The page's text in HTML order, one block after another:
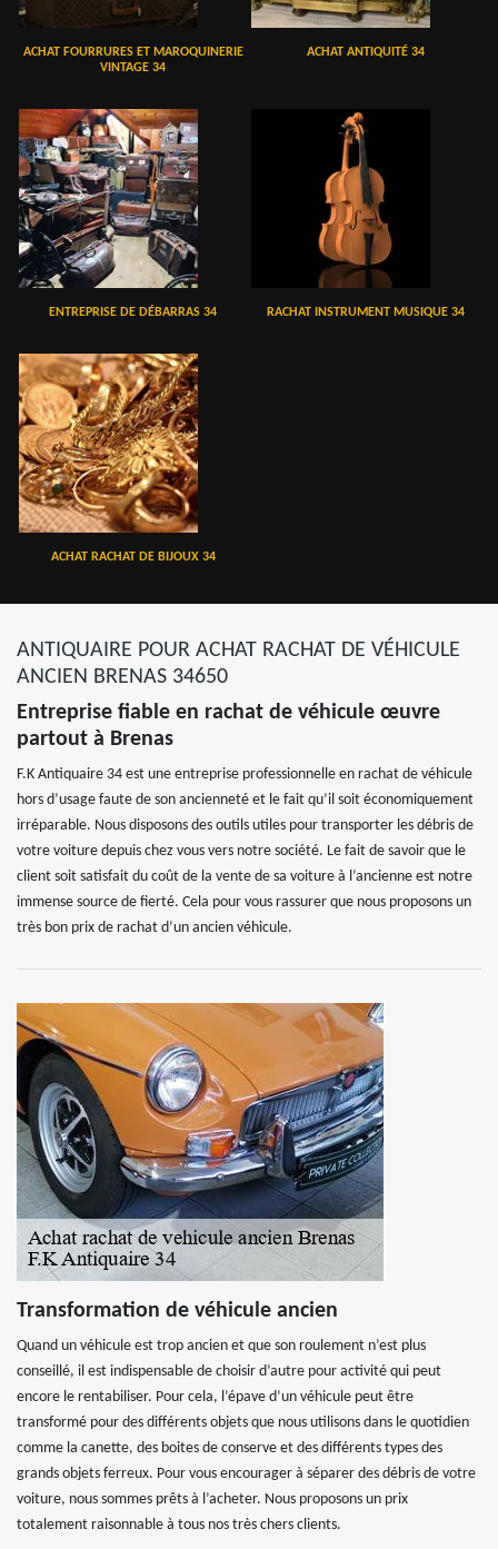
ACHAT FOURRURES ET MAROQUINERIE
VINTAGE 34
ACHAT ANTIQUITÉ 34
ENTREPRISE DE DÉBARRAS 34 RACHAT INSTRUMENT MUSIQUE 34
ACHAT RACHAT DE BIJOUX 34
ANTIQUAIRE POUR ACHAT RACHAT DE VÉHICULE
ANCIEN BRENAS 34650
Entreprise fiable en rachat de véhicule œuvre
partout à Brenas
F.K Antiquaire 34 est une entreprise professionnelle en rachat de véhicule
hors d’usage faute de son ancienneté et le fait qu’il soit économiquement
irréparable. Nous disposons des outils utiles pour transporter les débris de
votre voiture depuis chez vous vers notre société. Le fait de savoir que le
client soit satisfait du coût de la vente de sa voiture à l’ancienne est notre
immense source de fierté. Cela pour vous rassurer que nous proposons un
très bon prix de rachat d’un ancien véhicule.
Transformation de véhicule ancien
Quand un véhicule est trop ancien et que son roulement n’est plus
conseillé, il est indispensable de choisir d’autre pour activité qui peut
encore le rentabiliser. Pour cela, l’épave d’un véhicule peut être
transformé pour des différents objets que nous utilisons dans le quotidien
comme la canette, des boites de conserve et des différents types des
grands objets ferreux. Pour vous encourager à séparer des débris de votre
voiture, nous sommes prêts à l’acheter. Nous proposons un prix
totalement raisonnable à tous nos très chers clients.